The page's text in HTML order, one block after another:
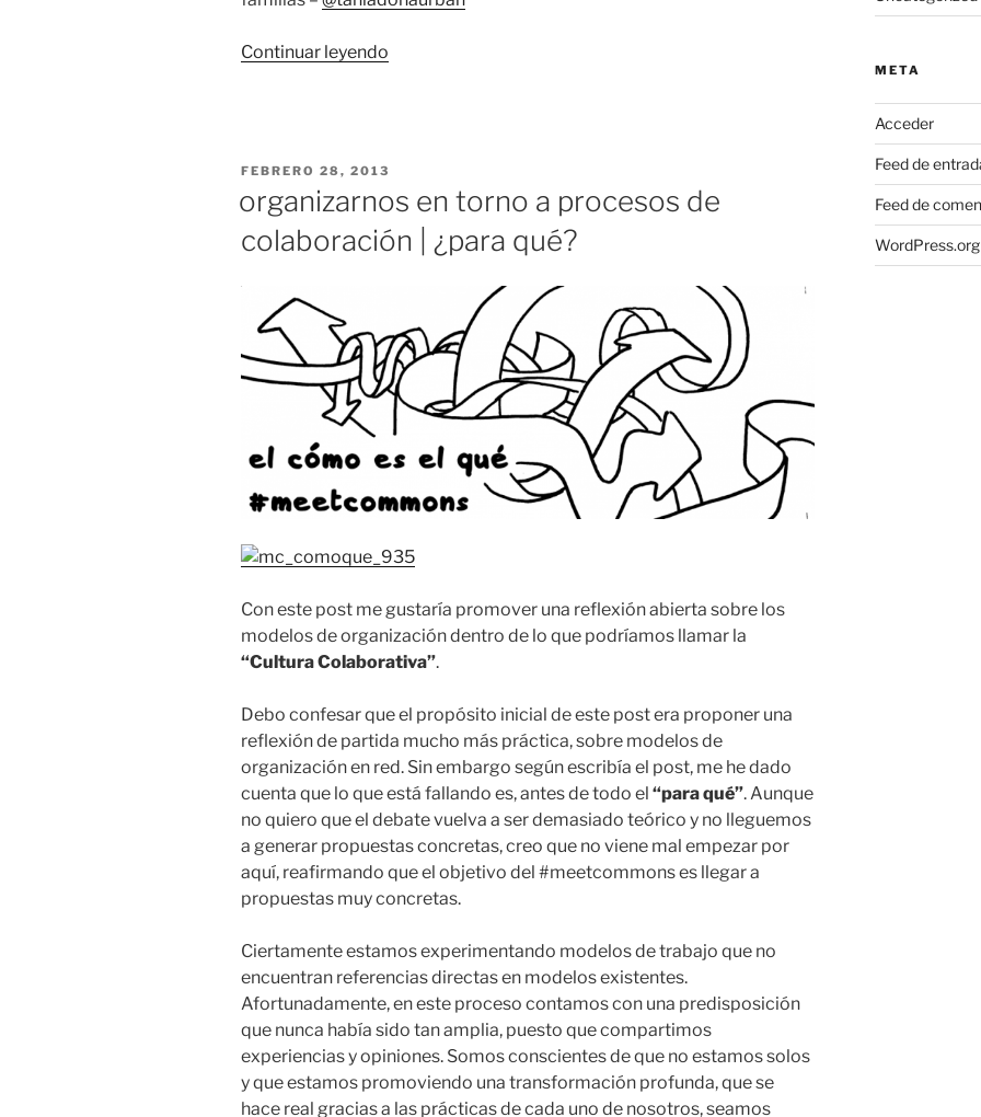
Continuar leyendo
PUBLICADO
FEBRERO 28, 2013
organizarnos en torno a procesos de
colaboración | ¿para qué?
Con este post me gustaría promover una reflexión abierta sobre los
modelos de organización dentro de lo que podríamos llamar la
“Cultura Colaborativa”.
Debo confesar que el propósito inicial de este post era proponer una
reflexión de partida mucho más práctica, sobre modelos de
organización en red. Sin embargo según escribía el post, me he dado
cuenta que lo que está fallando es, antes de todo el “para qué”. Aunque
no quiero que el debate vuelva a ser demasiado teórico y no lleguemos
a generar propuestas concretas, creo que no viene mal empezar por
aquí, reafirmando que el objetivo del #meetcommons es llegar a
propuestas muy concretas.
Ciertamente estamos experimentando modelos de trabajo que no
encuentran referencias directas en modelos existentes.
Afortunadamente, en este proceso contamos con una predisposición
que nunca había sido tan amplia, puesto que compartimos
experiencias y opiniones. Somos conscientes de que no estamos solos
y que estamos promoviendo una transformación profunda, que se
hace real gracias a las prácticas de cada uno de nosotros, seamos
META
Acceder
Feed de
Feed de
WordPress.org